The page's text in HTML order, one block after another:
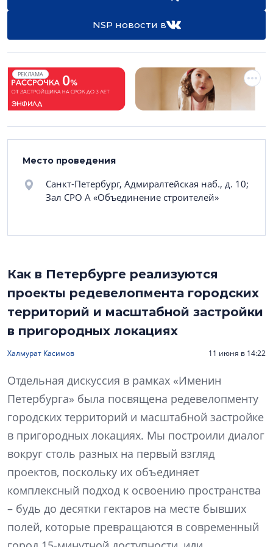
NSP новости в
РЕКЛАМА
Место проведения
Санкт-Петербург, Адмиралтейская наб., д. 10;
Зал СРО А «Объединение строителей»
Как в Петербурге реализуются
проекты редевелопмента городских
территорий и масштабной застройки
в пригородных локациях
Халмурат Касимов 11 июня в 14:22
Отдельная дискуссия в рамках «Именин
Петербурга» была посвящена редевелопменту
городских территорий и масштабной застройке
в пригородных локациях. Мы построили диалог
вокруг столь разных на первый взгляд
проектов, поскольку их объединяет
комплексный подход к освоению пространства
– будь до десятки гектаров на месте бывших
полей, которые превращаются в современный